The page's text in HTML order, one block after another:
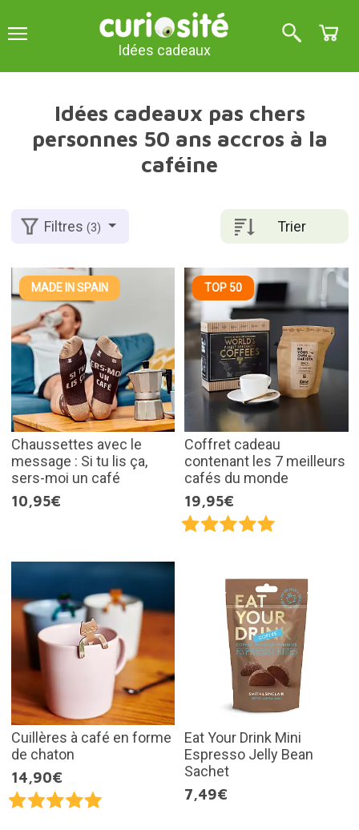
Idées cadeaux
Idées cadeaux pas chers
personnes 50 ans accros à la
caféine
Trier
Filtres(3)
MADE IN SPAIN
Chaussettes avec le
message : Si tu lis ça,
sers-moi un café
10,95€
TOP 50
Coffret cadeau
contenant les 7 meilleurs
cafés du monde
19,95€
Cuillères à café en forme
de chaton
14,90€
Eat Your Drink Mini
Espresso Jelly Bean
Sachet
7,49€